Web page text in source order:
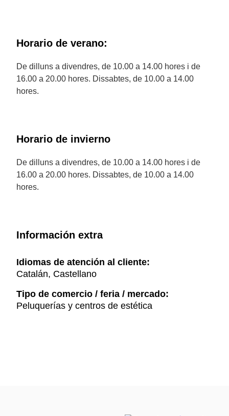
Horario de verano:
De dilluns a divendres, de 10.00 a 14.00 hores i de
16.00 a 20.00 hores. Dissabtes, de 10.00 a 14.00
hores.
Horario de invierno
De dilluns a divendres, de 10.00 a 14.00 hores i de
16.00 a 20.00 hores. Dissabtes, de 10.00 a 14.00
hores.
Información extra
Idiomas de atención al cliente:
Catalán, Castellano
Tipo de comercio / feria / mercado:
Peluquerías y centros de estética